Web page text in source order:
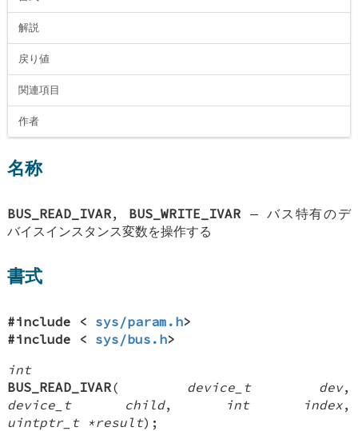
解説
戻り値
関連項目
作者
名称
BUS_READ_IVAR, BUS_WRITE_IVAR —バス特有のデ
バイスインスタンス変数を操作する
書式
#include < sys/param.h>
#include < sys/bus.h>
int
BUS_READ_IVAR( device_t dev,
device_t child, int index,
uintptr_t *result);